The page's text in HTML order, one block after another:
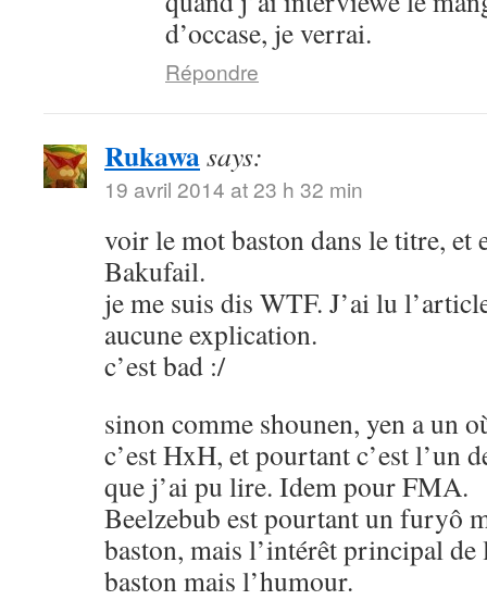
d’occase, je verrai.
Répondre
Rukawasays:
19 avril 2014 at 23 h 32 min
voir le mot baston dans le titre, et
Bakufail.
je me suis dis WTF. J’ai lu
aucune explication.
c’est bad :/
sinon comme shounen, yen a un
c’est HxH, et pourtant c’est l’un
que j’ai pu lire. Idem pour FMA.
Beelzebub est pourtant un furyô
baston, mais l’intérêt principal de
baston mais l’humour.